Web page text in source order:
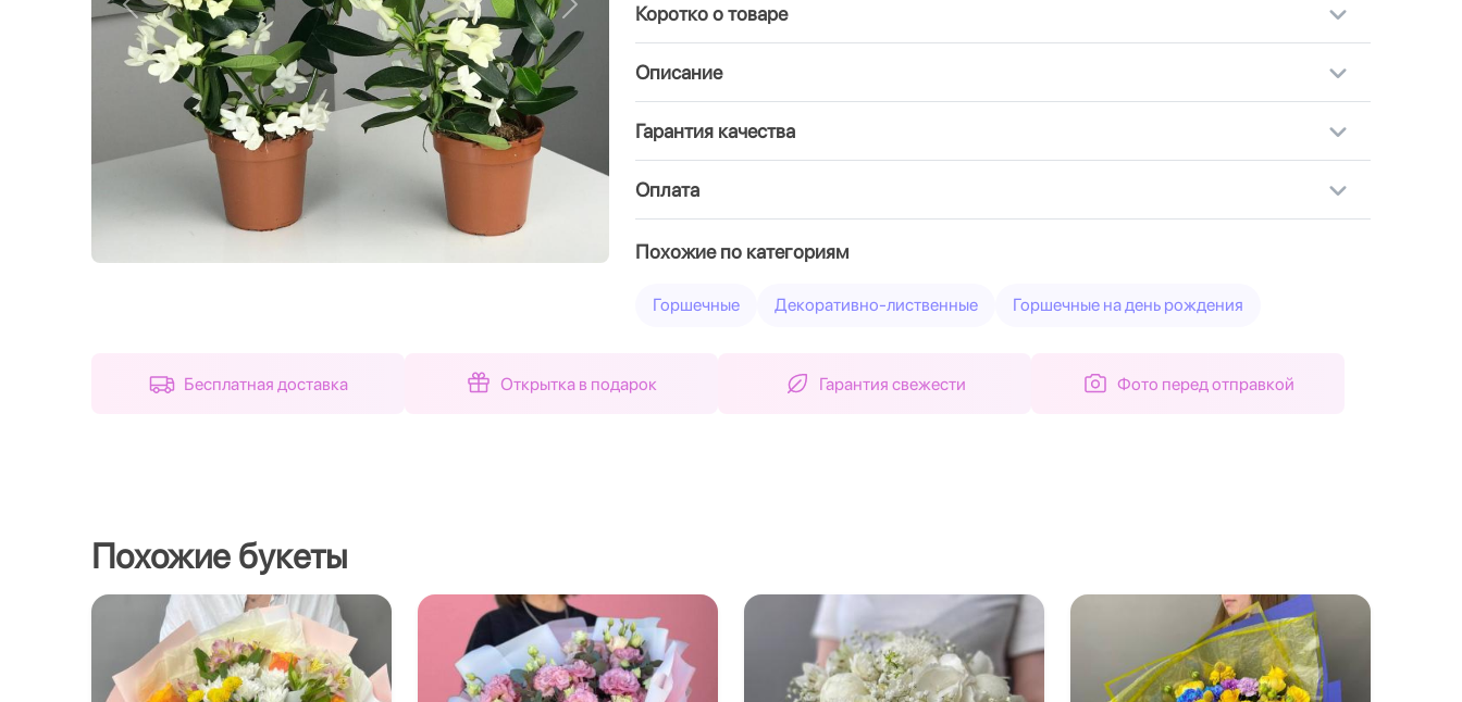
Назад Вперед Коротко о товаре
Описание
Гарантия качества
Оплата
Похожие по категориям
Горшечные Декоративно-лиственные Горшечные на день рождения
Бесплатная доставка Открытка в подарок Гарантия свежести Фото перед отправкой
Похожие букеты